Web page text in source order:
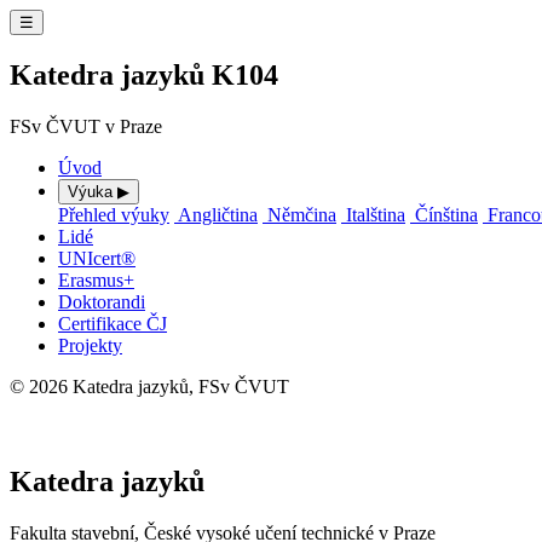
☰
Katedra jazyků K104
FSv ČVUT v Praze
Úvod
Výuka ▶
Přehled výuky Angličtina Němčina Italština Čínština
Lidé
UNIcert®
Erasmus+
Doktorandi
Certifikace ČJ
Projekty
© 2026 Katedra jazyků, FSv ČVUT
Katedra jazyků
Fakulta stavební, České vysoké učení technické v Praze